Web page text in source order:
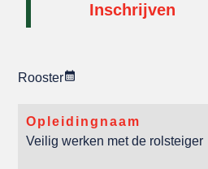
Inschrijven
Rooster
Opleidingnaam
Veilig werken met de rolsteiger